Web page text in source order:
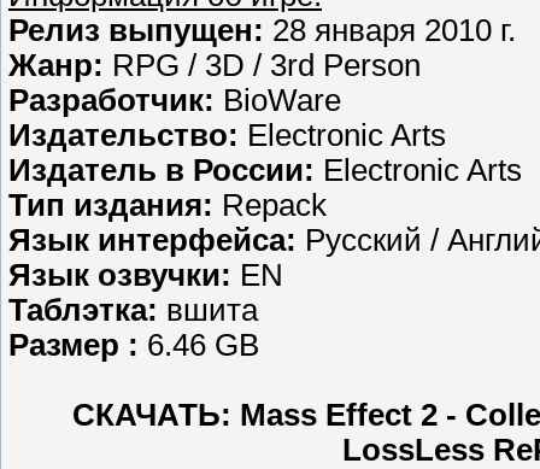
Релиз выпущен: 28 января 2010 г.
Жанр: RPG / 3D / 3rd Person
Разработчик: BioWare
Издательство: Electronic Arts
Издатель в России: Electronic Arts
Тип издания: Repack
Язык интерфейса: Русский /
Язык озвучки: EN
Таблэтка: вшита
Размер : 6.46 GB
СКАЧАТЬ: Mass Effect 2 -
LossLess